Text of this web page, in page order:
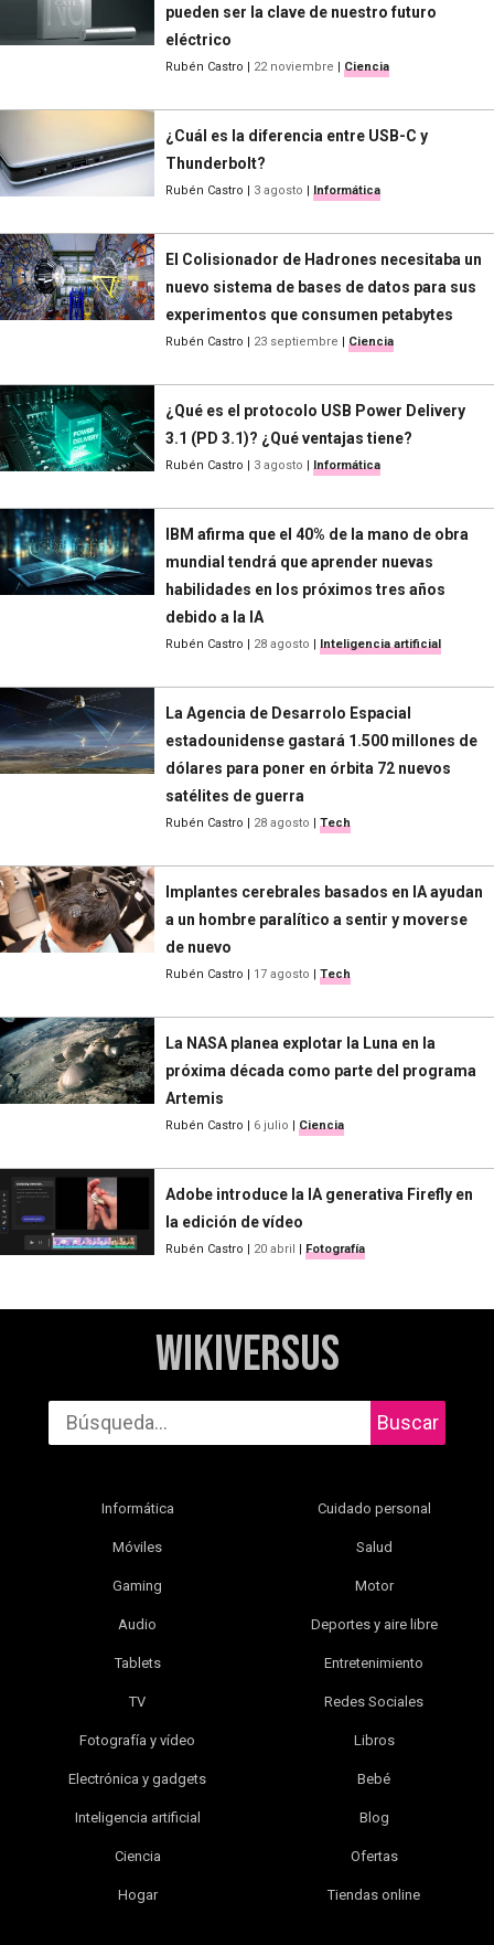
pueden ser la clave de nuestro futuro
eléctrico
Rubén Castro | 22 noviembre | Ciencia
¿Cuál es la diferencia entre USB-C y
Thunderbolt?
Rubén Castro | 3 agosto | Informática
El Colisionador de Hadrones necesitaba un
nuevo sistema de bases de datos para sus
experimentos que consumen petabytes
Rubén Castro | 23 septiembre | Ciencia
¿Qué es el protocolo USB Power Delivery
3.1 (PD 3.1)? ¿Qué ventajas tiene?
Rubén Castro | 3 agosto | Informática
IBM afirma que el 40% de la mano de obra
mundial tendrá que aprender nuevas
habilidades en los próximos tres años
debido a la IA
Rubén Castro | 28 agosto | Inteligencia artificial
La Agencia de Desarrolo Espacial
estadounidense gastará 1.500 millones de
dólares para poner en órbita 72 nuevos
satélites de guerra
Rubén Castro | 28 agosto | Tech
Implantes cerebrales basados en IA ayudan
a un hombre paralítico a sentir y moverse
de nuevo
Rubén Castro | 17 agosto | Tech
La NASA planea explotar la Luna en la
próxima década como parte del programa
Artemis
Rubén Castro | 6 julio | Ciencia
Adobe introduce la IA generativa Firefly en
la edición de vídeo
Rubén Castro | 20 abril | Fotografía
WikiVersus
Buscar
Informática
Móviles
Gaming
Audio
Tablets
TV
Fotografía y vídeo
Electrónica y gadgets
Inteligencia artificial
Ciencia
Hogar
Cuidado personal
Salud
Motor
Deportes y aire libre
Entretenimiento
Redes Sociales
Libros
Bebé
Blog
Ofertas
Tiendas online